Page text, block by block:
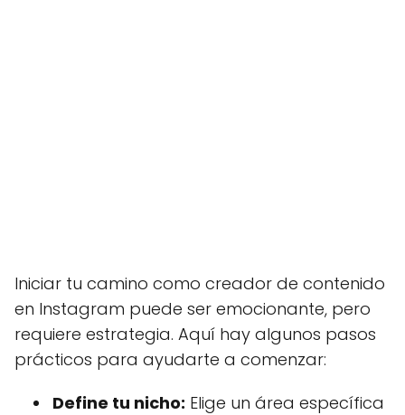
Iniciar tu camino como creador de contenido
en Instagram puede ser emocionante, pero
requiere estrategia. Aquí hay algunos pasos
prácticos para ayudarte a comenzar:
Define tu nicho: Elige un área específica